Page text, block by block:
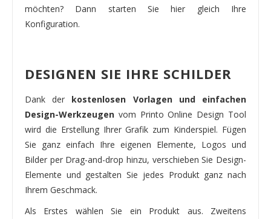
möchten? Dann starten Sie hier gleich Ihre
Konfiguration.
DESIGNEN SIE IHRE SCHILDER
Dank der kostenlosen Vorlagen und einfachen
Design-Werkzeugen vom Printo Online Design Tool
wird die Erstellung Ihrer Grafik zum Kinderspiel. Fügen
Sie ganz einfach Ihre eigenen Elemente, Logos und
Bilder per Drag-and-drop hinzu, verschieben Sie Design-
Elemente und gestalten Sie jedes Produkt ganz nach
Ihrem Geschmack.
Als Erstes wählen Sie ein Produkt aus. Zweitens